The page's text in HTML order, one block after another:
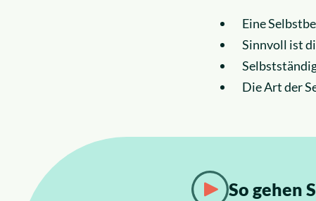
Eine
Sinnvoll ist
Die Art der
So gehen